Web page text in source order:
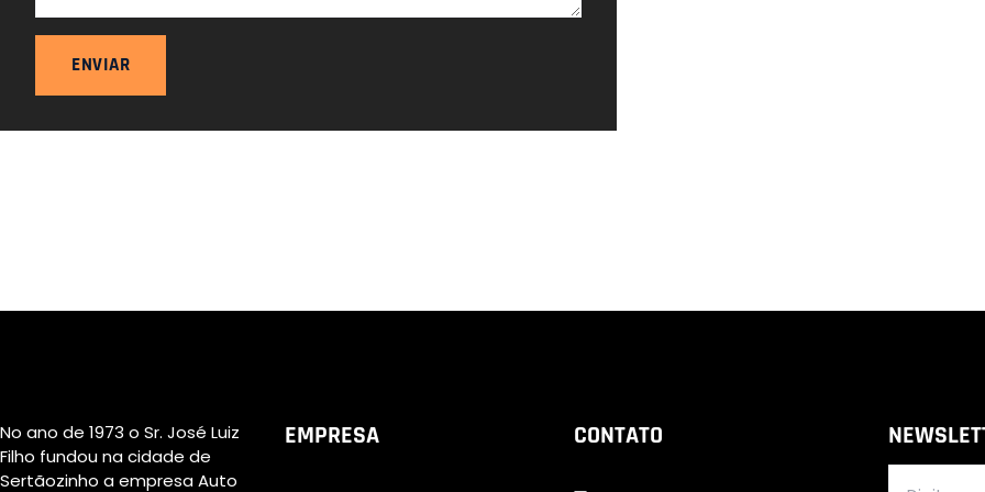
ENVIAR
No ano de 1973 o Sr. José Luiz
Filho fundou na cidade de
Sertãozinho a empresa Auto
EMPRESA CONTATO